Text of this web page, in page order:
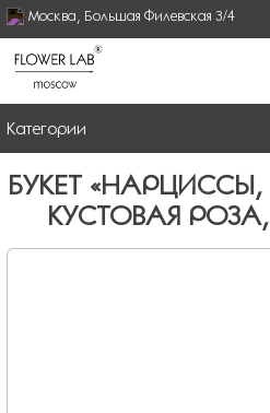
Москва, Большая Филевская 3/4
Категории
БУКЕТ
КУСТОВАЯ